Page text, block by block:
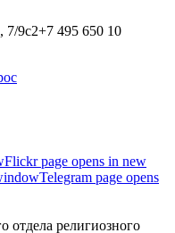
7/9с2+7 495 650 10
Flickr page opens in new
Telegram page opens
религиозного